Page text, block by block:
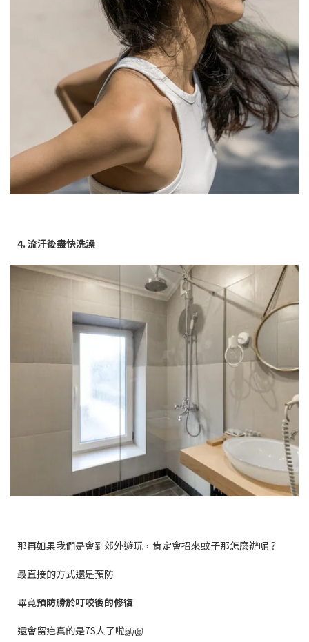
4. 流汗後盡快洗澡
那再如果我們是會到郊外遊玩，肯定會招來蚊子那怎麼辦呢？
最直接的方式還是預防
畢竟預防勝於叮咬後的修復
還會留疤真的是7S人了啦இдஇ